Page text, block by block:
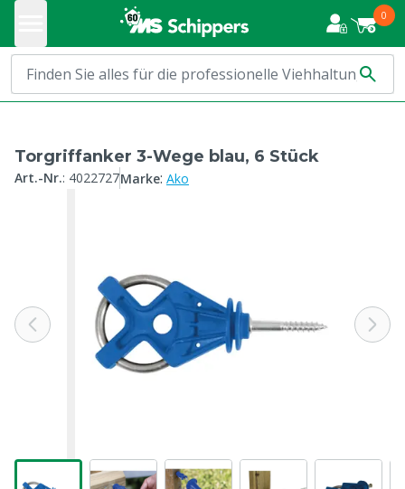
0
Torgriffanker 3-Wege blau, 6 Stück
Art.-Nr.: 4022727Marke: Ako